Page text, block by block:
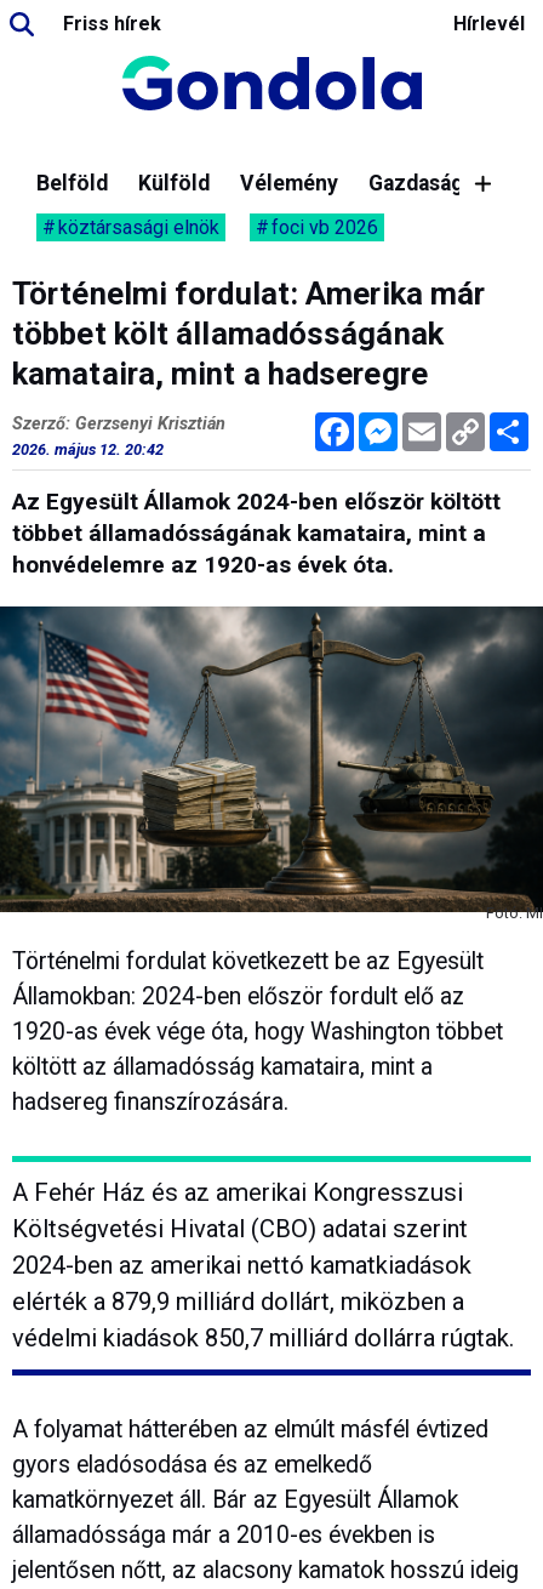
Friss hírek Hírlevél
Belföld Külföld Vélemény Gazdaság
köztársasági elnök foci vb 2026
Történelmi fordulat: Amerika már
többet költ államadósságának
kamataira, mint a hadseregre
FacebookMessenger
Email Copy
Link
Szerző: Gerzsenyi Krisztián
2026. május 12. 20:42
Az Egyesült Államok 2024-ben először költött
többet államadósságának kamataira, mint a
honvédelemre az 1920-as évek óta.
Fotó: MI
Történelmi fordulat következett be az Egyesült
Államokban: 2024-ben először fordult elő az
1920-as évek vége óta, hogy Washington többet
költött az államadósság kamataira, mint a
hadsereg finanszírozására.
A Fehér Ház és az amerikai Kongresszusi
Költségvetési Hivatal (CBO) adatai szerint
2024-ben az amerikai nettó kamatkiadások
elérték a 879,9 milliárd dollárt, miközben a
védelmi kiadások 850,7 milliárd dollárra rúgtak.
A folyamat hátterében az elmúlt másfél évtized
gyors eladósodása és az emelkedő
kamatkörnyezet áll. Bár az Egyesült Államok
államadóssága már a 2010-es években is
jelentősen nőtt, az alacsony kamatok hosszú ideig